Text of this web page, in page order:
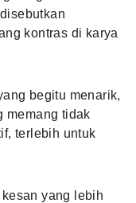
kontras di karya
begitu menarik,
memang tidak
terlebih untuk
yang lebih